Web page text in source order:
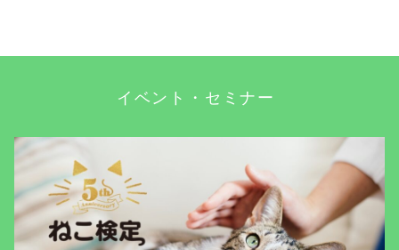
イベント・セミナー